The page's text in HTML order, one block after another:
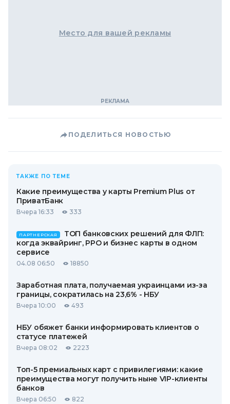
Место для вашей рекламы
ПОДЕЛИТЬСЯ НОВОСТЬЮ
ТАКЖЕ ПО ТЕМЕ
Какие преимущества у карты Premium Plus от
ПриватБанк
Вчера 16:33 333
ПАРТНЕРСКАЯ
ТОП банковских решений для ФЛП:
когда эквайринг, РРО и бизнес карты в одном
сервисе
04.08 06:50 18850
Заработная плата, получаемая украинцами из-за
границы, сократилась на 23,6% - НБУ
Вчера 10:00 493
НБУ обяжет банки информировать клиентов о
статусе платежей
Вчера 08:02 2223
Топ-5 премиальных карт с привилегиями: какие
преимущества могут получить ныне VIP-клиенты
банков
Вчера 06:50 822